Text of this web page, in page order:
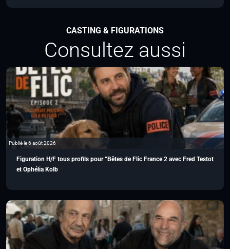
CASTING & FIGURATIONS
Consultez aussi
Publié le 6 août 2026
Figuration H/F tous profils pour “Bêtes de Flic France 2 avec Fred Testot
et Ophélia Kolb